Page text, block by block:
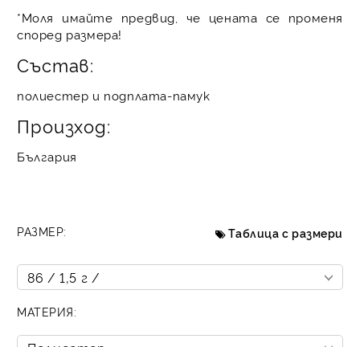
*Моля имайте предвид, че цената се променя
според размера!
Състав:
полиестер и подплата-памук
Произход:
България
РАЗМЕР: Таблица с размери
МАТЕРИЯ: